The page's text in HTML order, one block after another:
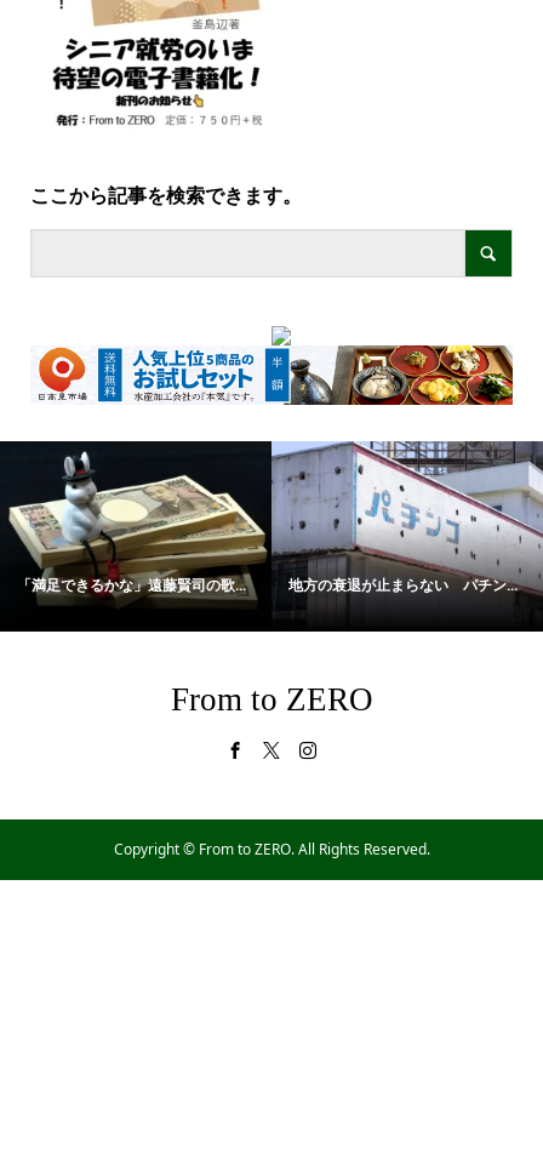
ここから記事を検索できます。
「満足できるかな」遠藤賢司の歌... 地方の衰退が止まらない パチン...
From to ZERO
Copyright ©From to ZERO. All Rights Reserved.